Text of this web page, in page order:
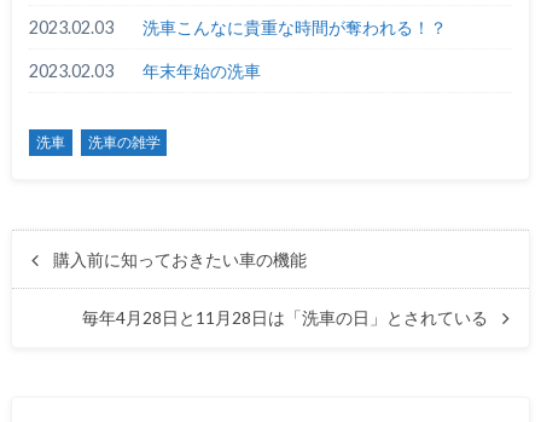
2023.02.03 洗車こんなに貴重な時間が奪われる！？
2023.02.03 年末年始の洗車
洗車 洗車の雑学
購入前に知っておきたい車の機能
毎年4月28日と11月28日は「洗車の日」とされている